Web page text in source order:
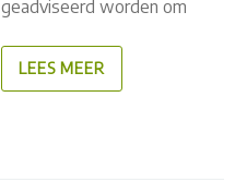
geadviseerd worden om
LEES MEER